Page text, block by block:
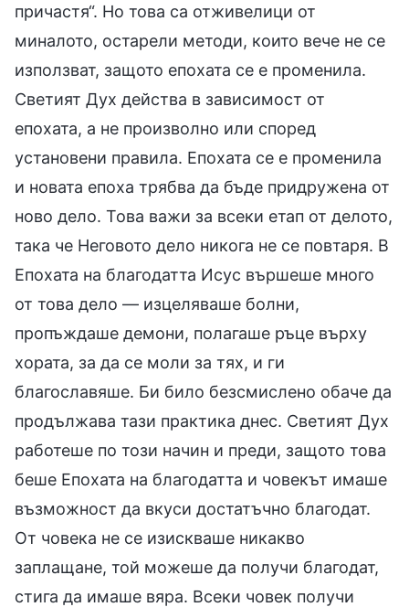
причастя“. Но това са отживелици от
миналото, остарели методи, които вече не се
използват, защото епохата се е променила.
Светият Дух действа в зависимост от
епохата, а не произволно или според
установени правила. Епохата се е променила
и новата епоха трябва да бъде придружена от
ново дело. Това важи за всеки етап от делото,
така че Неговото дело никога не се повтаря. В
Епохата на благодатта Исус вършеше много
от това дело — изцеляваше болни,
пропъждаше демони, полагаше ръце върху
хората, за да се моли за тях, и ги
благославяше. Би било безсмислено обаче да
продължава тази практика днес. Светият Дух
работеше по този начин и преди, защото това
беше Епохата на благодатта и човекът имаше
възможност да вкуси достатъчно благодат.
От човека не се изискваше никакво
заплащане, той можеше да получи благодат,
стига да имаше вяра. Всеки човек получи